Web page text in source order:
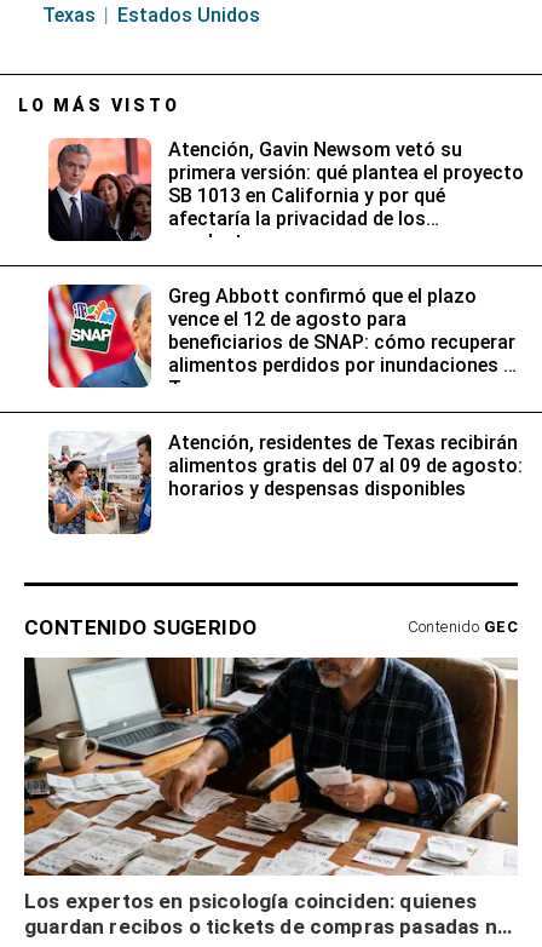
Texas Estados Unidos
LO MÁS VISTO
Atención, Gavin Newsom vetó su
primera versión: qué plantea el proyecto
SB 1013 en California y por qué
afectaría la privacidad de los
conductores
Greg Abbott confirmó que el plazo
vence el 12 de agosto para
beneficiarios de SNAP: cómo recuperar
alimentos perdidos por inundaciones en
Texas
Atención, residentes de Texas recibirán
alimentos gratis del 07 al 09 de agosto:
horarios y despensas disponibles
CONTENIDO SUGERIDO Contenido GEC
Los expertos en psicología coinciden: quienes
guardan recibos o tickets de compras pasadas no